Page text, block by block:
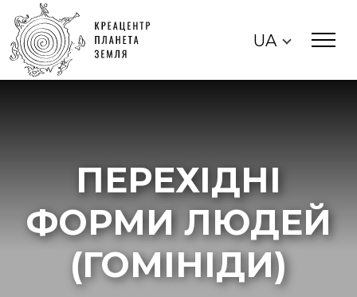
UA
ПЕРЕХІДНІ
ФОРМИ ЛЮДЕЙ
(ГОМІНІДИ)